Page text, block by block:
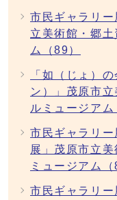
市民ギャラリ
立美術館・郷
ム（89）
「如（じょ）
ン）」茂原市
ルミュージアム
市民ギャラリ
展」茂原市立
ミュージアム（
市民ギャラリ